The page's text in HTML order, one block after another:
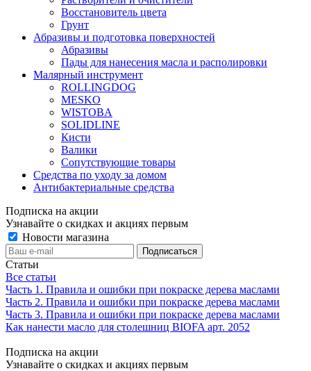
Восстановитель цвета
Грунт
Абразивы и подготовка поверхностей
Абразивы
Пады для нанесения масла и располировки
Малярный инструмент
ROLLINGDOG
MESKO
WISTOBA
SOLIDLINE
Кисти
Валики
Сопутствующие товары
Средства по уходу за домом
Антибактериальные средства
Подписка на акции
Узнавайте о скидках и акциях первым
Новости магазина
Статьи
Все статьи
Часть 1. Правила и ошибки при покраске дерева маслами
Часть 2. Правила и ошибки при покраске дерева маслами
Часть 3. Правила и ошибки при покраске дерева маслами
Как нанести масло для столешниц BIOFA арт. 2052
Подписка на акции
Узнавайте о скидках и акциях первым